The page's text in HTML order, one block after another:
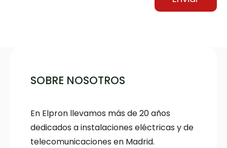
SOBRE NOSOTROS
En Elpron llevamos más de 20 años
dedicados a instalaciones eléctricas y de
telecomunicaciones en Madrid.